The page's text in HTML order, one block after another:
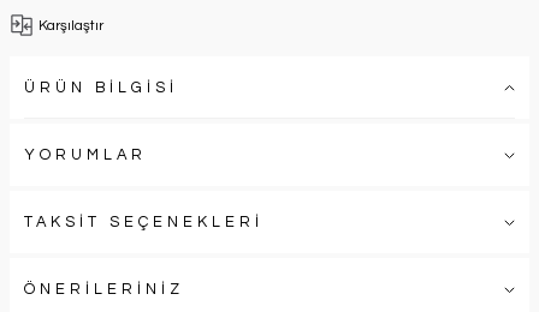
Karşılaştır
ÜRÜN BİLGİSİ
YORUMLAR
TAKSİT SEÇENEKLERİ
ÖNERİLERİNİZ